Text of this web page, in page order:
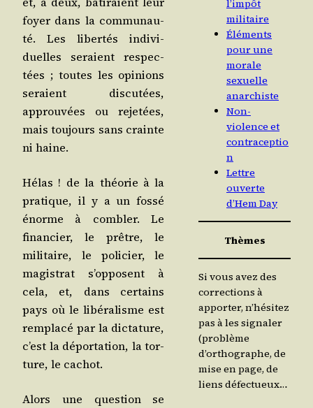
foyer dans la com­mu­nau­
té. Les liber­tés indi­vi­
duelles seraient res­pec­
tées ; toutes les opi­nions
seraient dis­cu­tées,
approu­vées ou reje­tées,
mais tou­jours sans crainte
ni haine.
Hélas ! de la théo­rie à la
pra­tique, il y a un fos­sé
énorme à com­bler. Le
finan­cier, le prêtre, le
mili­taire, le poli­cier, le
magis­trat s’op­posent à
cela, et, dans cer­tains
pays où le libé­ra­lisme est
rem­pla­cé par la dic­ta­ture,
c’est la dépor­ta­tion, la tor­
ture, le cachot.
Alors une ques­tion se
l’impôt
militaire
Éléments
pour une
morale
sexuelle
anarchiste
Non-
violence et
contraceptio
n
Lettre
ouverte
d’Hem Day
Thèmes
Si vous avez des
corrections à
apporter, n’hésitez
pas à les signaler
(problème
d’orthographe, de
mise en page, de
liens défectueux…